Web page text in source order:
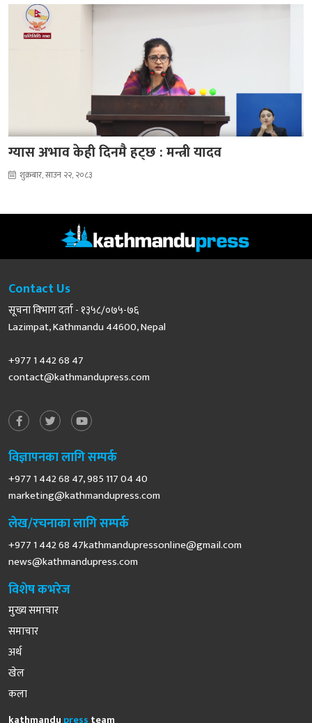
ग्यास अभाव केही दिनमै हट्छ : मन्त्री यादव
शुक्रबार, साउन २२, २०८३
Contact Us
सूचना विभाग दर्ता - १३५८/०७५-७६
Lazimpat, Kathmandu 44600, Nepal
+977 1 442 68 47
contact@kathmandupress.com
विज्ञापनका लागि सम्पर्क
+977 1 442 68 47, 985 117 04 40
marketing@kathmandupress.com
लेख/रचनाका लागि सम्पर्क
+977 1 442 68 47kathmandupressonline@gmail.com
news@kathmandupress.com
विशेष कभरेज
मुख्य समाचार
समाचार
अर्थ
खेल
कला
kathmandu press team